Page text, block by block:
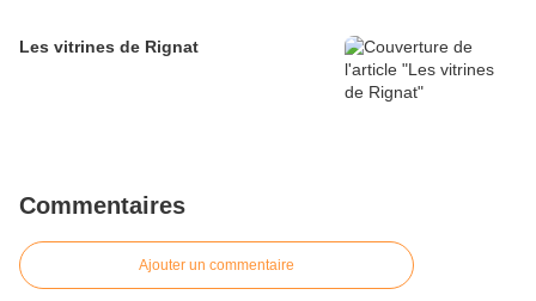
Les vitrines de Rignat
Commentaires
Ajouter un commentaire